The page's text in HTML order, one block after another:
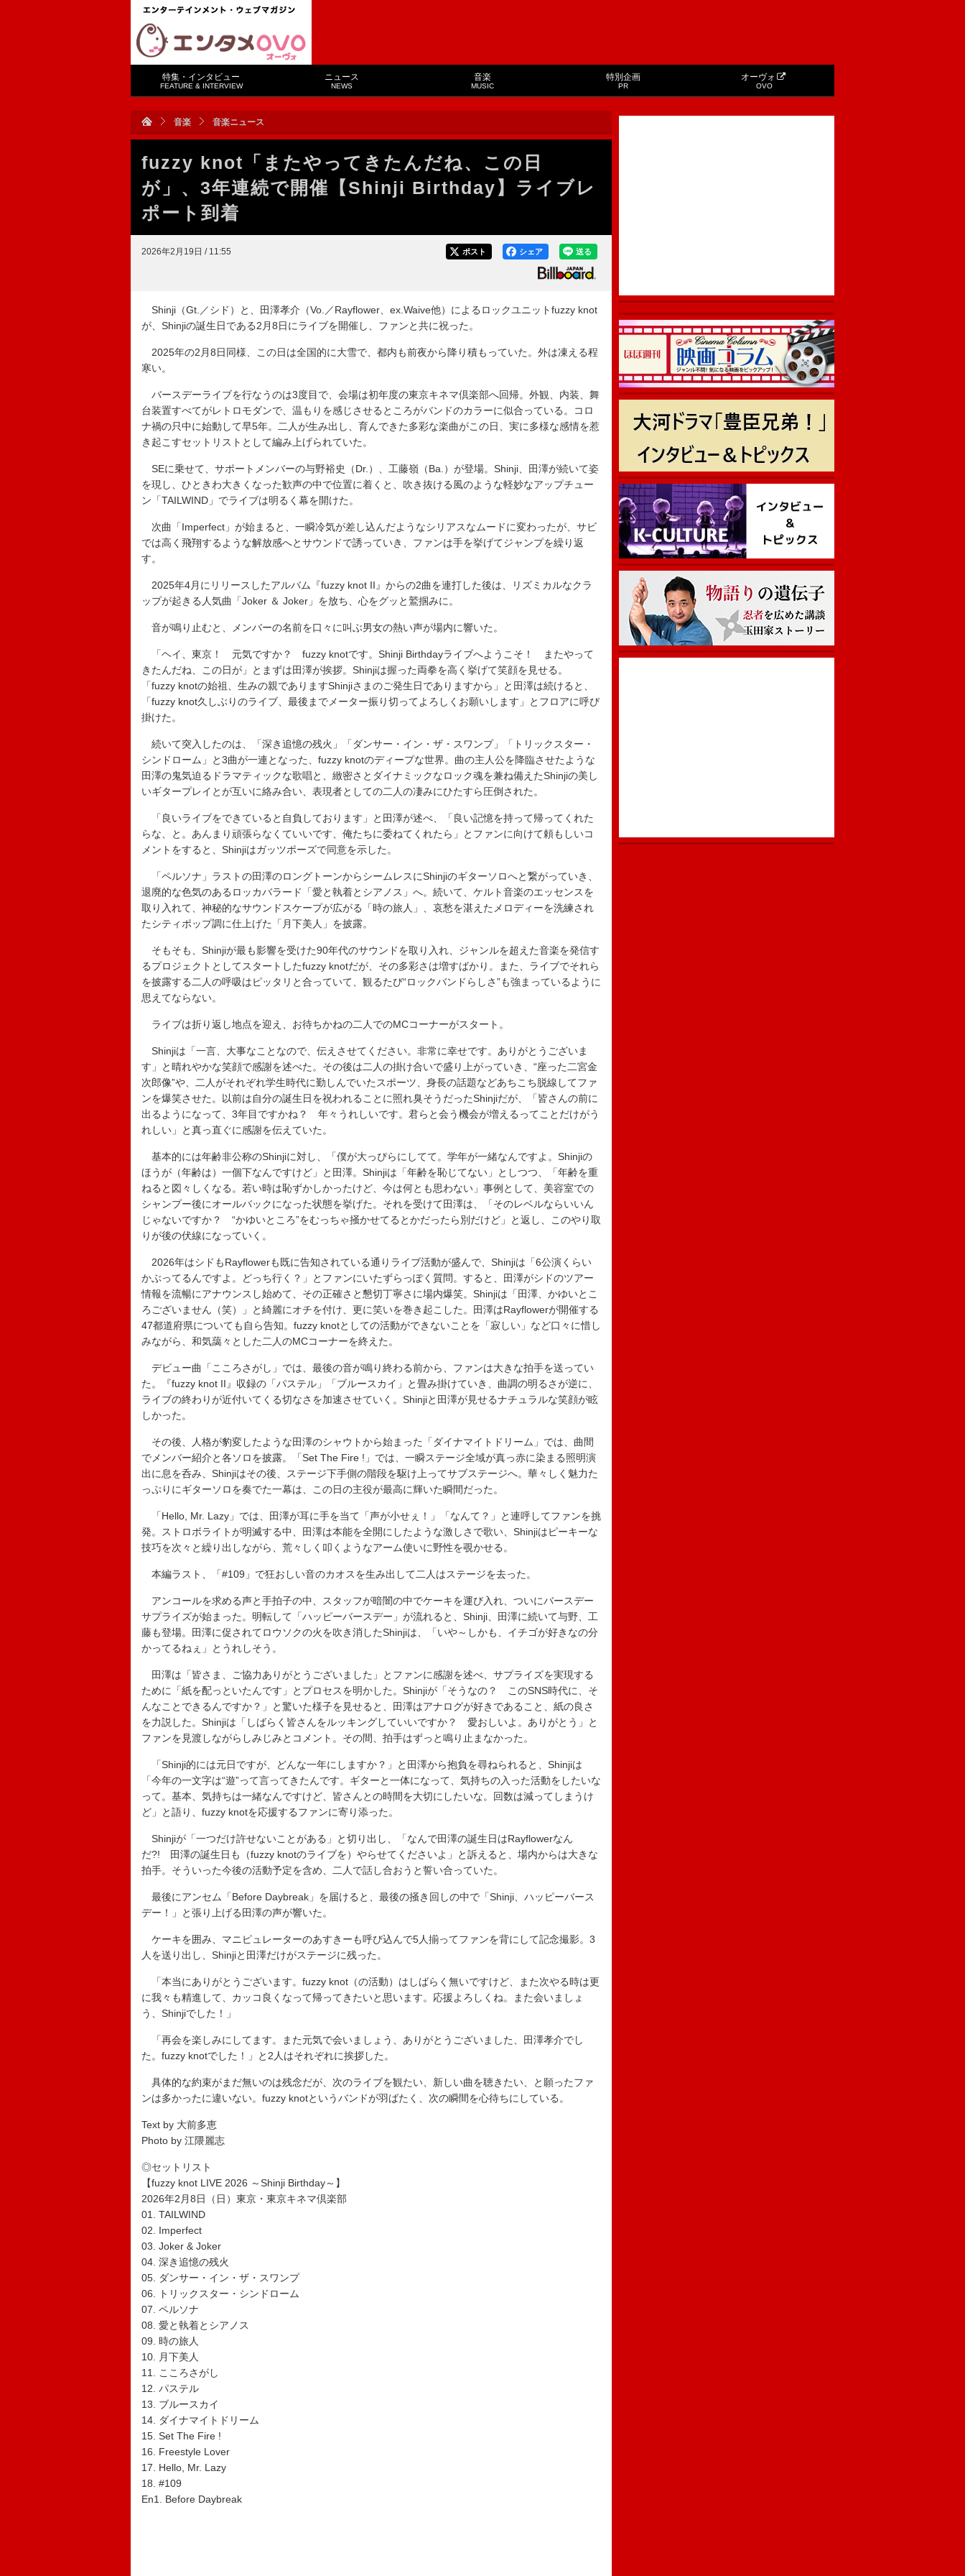
特集・インタビュー
FEATURE & INTERVIEW
ニュース
NEWS
音楽
MUSIC
特別企画
PR
オーヴォ
OVO
音楽 音楽ニュース
fuzzy knot「またやってきたんだね、この日
が」、3年連続で開催【Shinji Birthday】ライブレ
ポート到着
2026年2月19日 / 11:55 送る
シェア
ポスト
Shinji（Gt.／シド）と、田澤孝介（Vo.／Rayflower、ex.Waive他）によるロックユニットfuzzy knot
が、Shinjiの誕生日である2月8日にライブを開催し、ファンと共に祝った。
2025年の2月8日同様、この日は全国的に大雪で、都内も前夜から降り積もっていた。外は凍える程
寒い。
バースデーライブを行なうのは3度目で、会場は初年度の東京キネマ倶楽部へ回帰。外観、内装、舞
台装置すべてがレトロモダンで、温もりを感じさせるところがバンドのカラーに似合っている。コロ
ナ禍の只中に始動して早5年。二人が生み出し、育んできた多彩な楽曲がこの日、実に多様な感情を惹
き起こすセットリストとして編み上げられていた。
SEに乗せて、サポートメンバーの与野裕史（Dr.）、工藤嶺（Ba.）が登場。Shinji、田澤が続いて姿
を現し、ひときわ大きくなった歓声の中で位置に着くと、吹き抜ける風のような軽妙なアップチュー
ン「TAILWIND」でライブは明るく幕を開けた。
次曲「Imperfect」が始まると、一瞬冷気が差し込んだようなシリアスなムードに変わったが、サビ
では高く飛翔するような解放感へとサウンドで誘っていき、ファンは手を挙げてジャンプを繰り返
す。
2025年4月にリリースしたアルバム『fuzzy knot II』からの2曲を連打した後は、リズミカルなクラ
ップが起きる人気曲「Joker ＆ Joker」を放ち、心をグッと鷲掴みに。
音が鳴り止むと、メンバーの名前を口々に叫ぶ男女の熱い声が場内に響いた。
「ヘイ、東京！ 元気ですか？ fuzzy knotです。Shinji Birthdayライブへようこそ！ またやって
きたんだね、この日が」とまずは田澤が挨拶。Shinjiは握った両拳を高く挙げて笑顔を見せる。
「fuzzy knotの始祖、生みの親でありますShinjiさまのご発生日でありますから」と田澤は続けると、
「fuzzy knot久しぶりのライブ、最後までメーター振り切ってよろしくお願いします」とフロアに呼び
掛けた。
続いて突入したのは、「深き追憶の残火」「ダンサー・イン・ザ・スワンプ」「トリックスター・
シンドローム」と3曲が一連となった、fuzzy knotのディープな世界。曲の主人公を降臨させたような
田澤の鬼気迫るドラマティックな歌唱と、緻密さとダイナミックなロック魂を兼ね備えたShinjiの美し
いギタープレイとが互いに絡み合い、表現者としての二人の凄みにひたすら圧倒された。
「良いライブをできていると自負しております」と田澤が述べ、「良い記憶を持って帰ってくれた
らな、と。あんまり頑張らなくていいです、俺たちに委ねてくれたら」とファンに向けて頼もしいコ
メントをすると、Shinjiはガッツポーズで同意を示した。
「ペルソナ」ラストの田澤のロングトーンからシームレスにShinjiのギターソロへと繋がっていき、
退廃的な色気のあるロッカバラード「愛と執着とシアノス」へ。続いて、ケルト音楽のエッセンスを
取り入れて、神秘的なサウンドスケープが広がる「時の旅人」、哀愁を湛えたメロディーを洗練され
たシティポップ調に仕上げた「月下美人」を披露。
そもそも、Shinjiが最も影響を受けた90年代のサウンドを取り入れ、ジャンルを超えた音楽を発信す
るプロジェクトとしてスタートしたfuzzy knotだが、その多彩さは増すばかり。また、ライブでそれら
を披露する二人の呼吸はピッタリと合っていて、観るたび“ロックバンドらしさ”も強まっているように
思えてならない。
ライブは折り返し地点を迎え、お待ちかねの二人でのMCコーナーがスタート。
Shinjiは「一言、大事なことなので、伝えさせてください。非常に幸せです。ありがとうございま
す」と晴れやかな笑顔で感謝を述べた。その後は二人の掛け合いで盛り上がっていき、“座った二宮金
次郎像”や、二人がそれぞれ学生時代に勤しんでいたスポーツ、身長の話題などあちこち脱線してファ
ンを爆笑させた。以前は自分の誕生日を祝われることに照れ臭そうだったShinjiだが、「皆さんの前に
出るようになって、3年目ですかね？ 年々うれしいです。君らと会う機会が増えるってことだけがう
れしい」と真っ直ぐに感謝を伝えていた。
基本的には年齢非公称のShinjiに対し、「僕が大っぴらにしてて。学年が一緒なんですよ。Shinjiの
ほうが（年齢は）一個下なんですけど」と田澤。Shinjiは「年齢を恥じてない」としつつ、「年齢を重
ねると図々しくなる。若い時は恥ずかしかったけど、今は何とも思わない」事例として、美容室での
シャンプー後にオールバックになった状態を挙げた。それを受けて田澤は、「そのレベルならいいん
じゃないですか？ “かゆいところ”をむっちゃ掻かせてるとかだったら別だけど」と返し、このやり取
りが後の伏線になっていく。
2026年はシドもRayflowerも既に告知されている通りライブ活動が盛んで、Shinjiは「6公演くらい
かぶってるんですよ。どっち行く？」とファンにいたずらっぽく質問。すると、田澤がシドのツアー
情報を流暢にアナウンスし始めて、その正確さと懇切丁寧さに場内爆笑。Shinjiは「田澤、かゆいとこ
ろございません（笑）」と綺麗にオチを付け、更に笑いを巻き起こした。田澤はRayflowerが開催する
47都道府県についても自ら告知。fuzzy knotとしての活動ができないことを「寂しい」など口々に惜し
みながら、和気藹々とした二人のMCコーナーを終えた。
デビュー曲「こころさがし」では、最後の音が鳴り終わる前から、ファンは大きな拍手を送ってい
た。『fuzzy knot II』収録の「パステル」「ブルースカイ」と畳み掛けていき、曲調の明るさが逆に、
ライブの終わりが近付いてくる切なさを加速させていく。Shinjiと田澤が見せるナチュラルな笑顔が眩
しかった。
その後、人格が豹変したような田澤のシャウトから始まった「ダイナマイトドリーム」では、曲間
でメンバー紹介と各ソロを披露。「Set The Fire !」では、一瞬ステージ全域が真っ赤に染まる照明演
出に息を呑み、Shinjiはその後、ステージ下手側の階段を駆け上ってサブステージへ。華々しく魅力た
っぷりにギターソロを奏でた一幕は、この日の主役が最高に輝いた瞬間だった。
「Hello, Mr. Lazy」では、田澤が耳に手を当て「声が小せぇ！」「なんて？」と連呼してファンを挑
発。ストロボライトが明滅する中、田澤は本能を全開にしたような激しさで歌い、Shinjiはピーキーな
技巧を次々と繰り出しながら、荒々しく叩くようなアーム使いに野性を覗かせる。
本編ラスト、「#109」で狂おしい音のカオスを生み出して二人はステージを去った。
アンコールを求める声と手拍子の中、スタッフが暗闇の中でケーキを運び入れ、ついにバースデー
サプライズが始まった。明転して「ハッピーバースデー」が流れると、Shinji、田澤に続いて与野、工
藤も登場。田澤に促されてロウソクの火を吹き消したShinjiは、「いや～しかも、イチゴが好きなの分
かってるねぇ」とうれしそう。
田澤は「皆さま、ご協力ありがとうございました」とファンに感謝を述べ、サプライズを実現する
ために「紙を配っといたんです」とプロセスを明かした。Shinjiが「そうなの？ このSNS時代に、そ
んなことできるんですか？」と驚いた様子を見せると、田澤はアナログが好きであること、紙の良さ
を力説した。Shinjiは「しばらく皆さんをルッキングしていいですか？ 愛おしいよ。ありがとう」と
ファンを見渡しながらしみじみとコメント。その間、拍手はずっと鳴り止まなかった。
「Shinji的には元日ですが、どんな一年にしますか？」と田澤から抱負を尋ねられると、Shinjiは
「今年の一文字は“遊”って言ってきたんです。ギターと一体になって、気持ちの入った活動をしたいな
って。基本、気持ちは一緒なんですけど、皆さんとの時間を大切にしたいな。回数は減ってしまうけ
ど」と語り、fuzzy knotを応援するファンに寄り添った。
Shinjiが「一つだけ許せないことがある」と切り出し、「なんで田澤の誕生日はRayflowerなん
だ?! 田澤の誕生日も（fuzzy knotのライブを）やらせてくださいよ」と訴えると、場内からは大きな
拍手。そういった今後の活動予定を含め、二人で話し合おうと誓い合っていた。
最後にアンセム「Before Daybreak」を届けると、最後の掻き回しの中で「Shinji、ハッピーバース
デー！」と張り上げる田澤の声が響いた。
ケーキを囲み、マニピュレーターのあすきーも呼び込んで5人揃ってファンを背にして記念撮影。3
人を送り出し、Shinjiと田澤だけがステージに残った。
「本当にありがとうございます。fuzzy knot（の活動）はしばらく無いですけど、また次やる時は更
に我々も精進して、カッコ良くなって帰ってきたいと思います。応援よろしくね。また会いましょ
う、Shinjiでした！」
「再会を楽しみにしてます。また元気で会いましょう、ありがとうございました、田澤孝介でし
た。fuzzy knotでした！」と2人はそれぞれに挨拶した。
具体的な約束がまだ無いのは残念だが、次のライブを観たい、新しい曲を聴きたい、と願ったファ
ンは多かったに違いない。fuzzy knotというバンドが羽ばたく、次の瞬間を心待ちにしている。
Text by 大前多恵
Photo by 江隈麗志
◎セットリスト
【fuzzy knot LIVE 2026 ～Shinji Birthday～】
2026年2月8日（日）東京・東京キネマ倶楽部
01. TAILWIND
02. Imperfect
03. Joker & Joker
04. 深き追憶の残火
05. ダンサー・イン・ザ・スワンプ
06. トリックスター・シンドローム
07. ペルソナ
08. 愛と執着とシアノス
09. 時の旅人
10. 月下美人
11. こころさがし
12. パステル
13. ブルースカイ
14. ダイナマイトドリーム
15. Set The Fire !
16. Freestyle Lover
17. Hello, Mr. Lazy
18. #109
En1. Before Daybreak